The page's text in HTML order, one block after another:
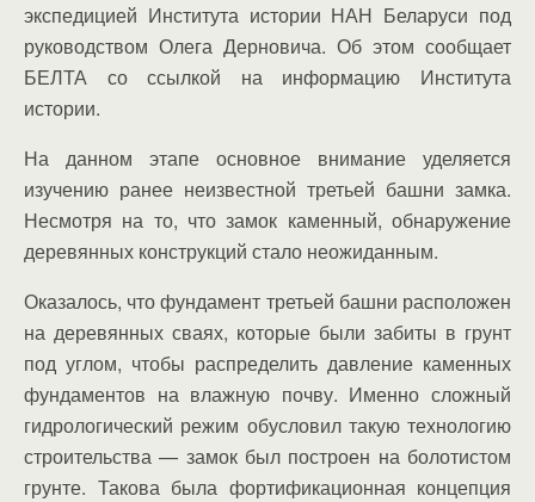
экспедицией Института истории НАН Беларуси под
руководством Олега Дерновича. Об этом сообщает
БЕЛТА со ссылкой на информацию Института
истории.
На данном этапе основное внимание уделяется
изучению ранее неизвестной третьей башни замка.
Несмотря на то, что замок каменный, обнаружение
деревянных конструкций стало неожиданным.
Оказалось, что фундамент третьей башни расположен
на деревянных сваях, которые были забиты в грунт
под углом, чтобы распределить давление каменных
фундаментов на влажную почву. Именно сложный
гидрологический режим обусловил такую технологию
строительства — замок был построен на болотистом
грунте. Такова была фортификационная концепция